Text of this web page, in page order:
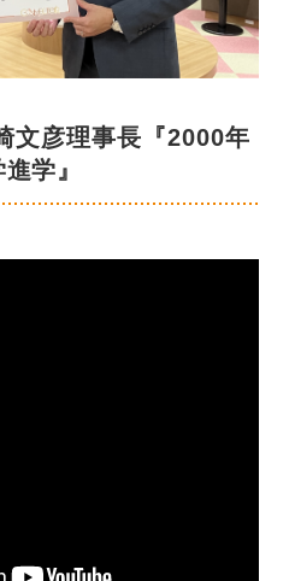
文彦理事長『2000年
学』